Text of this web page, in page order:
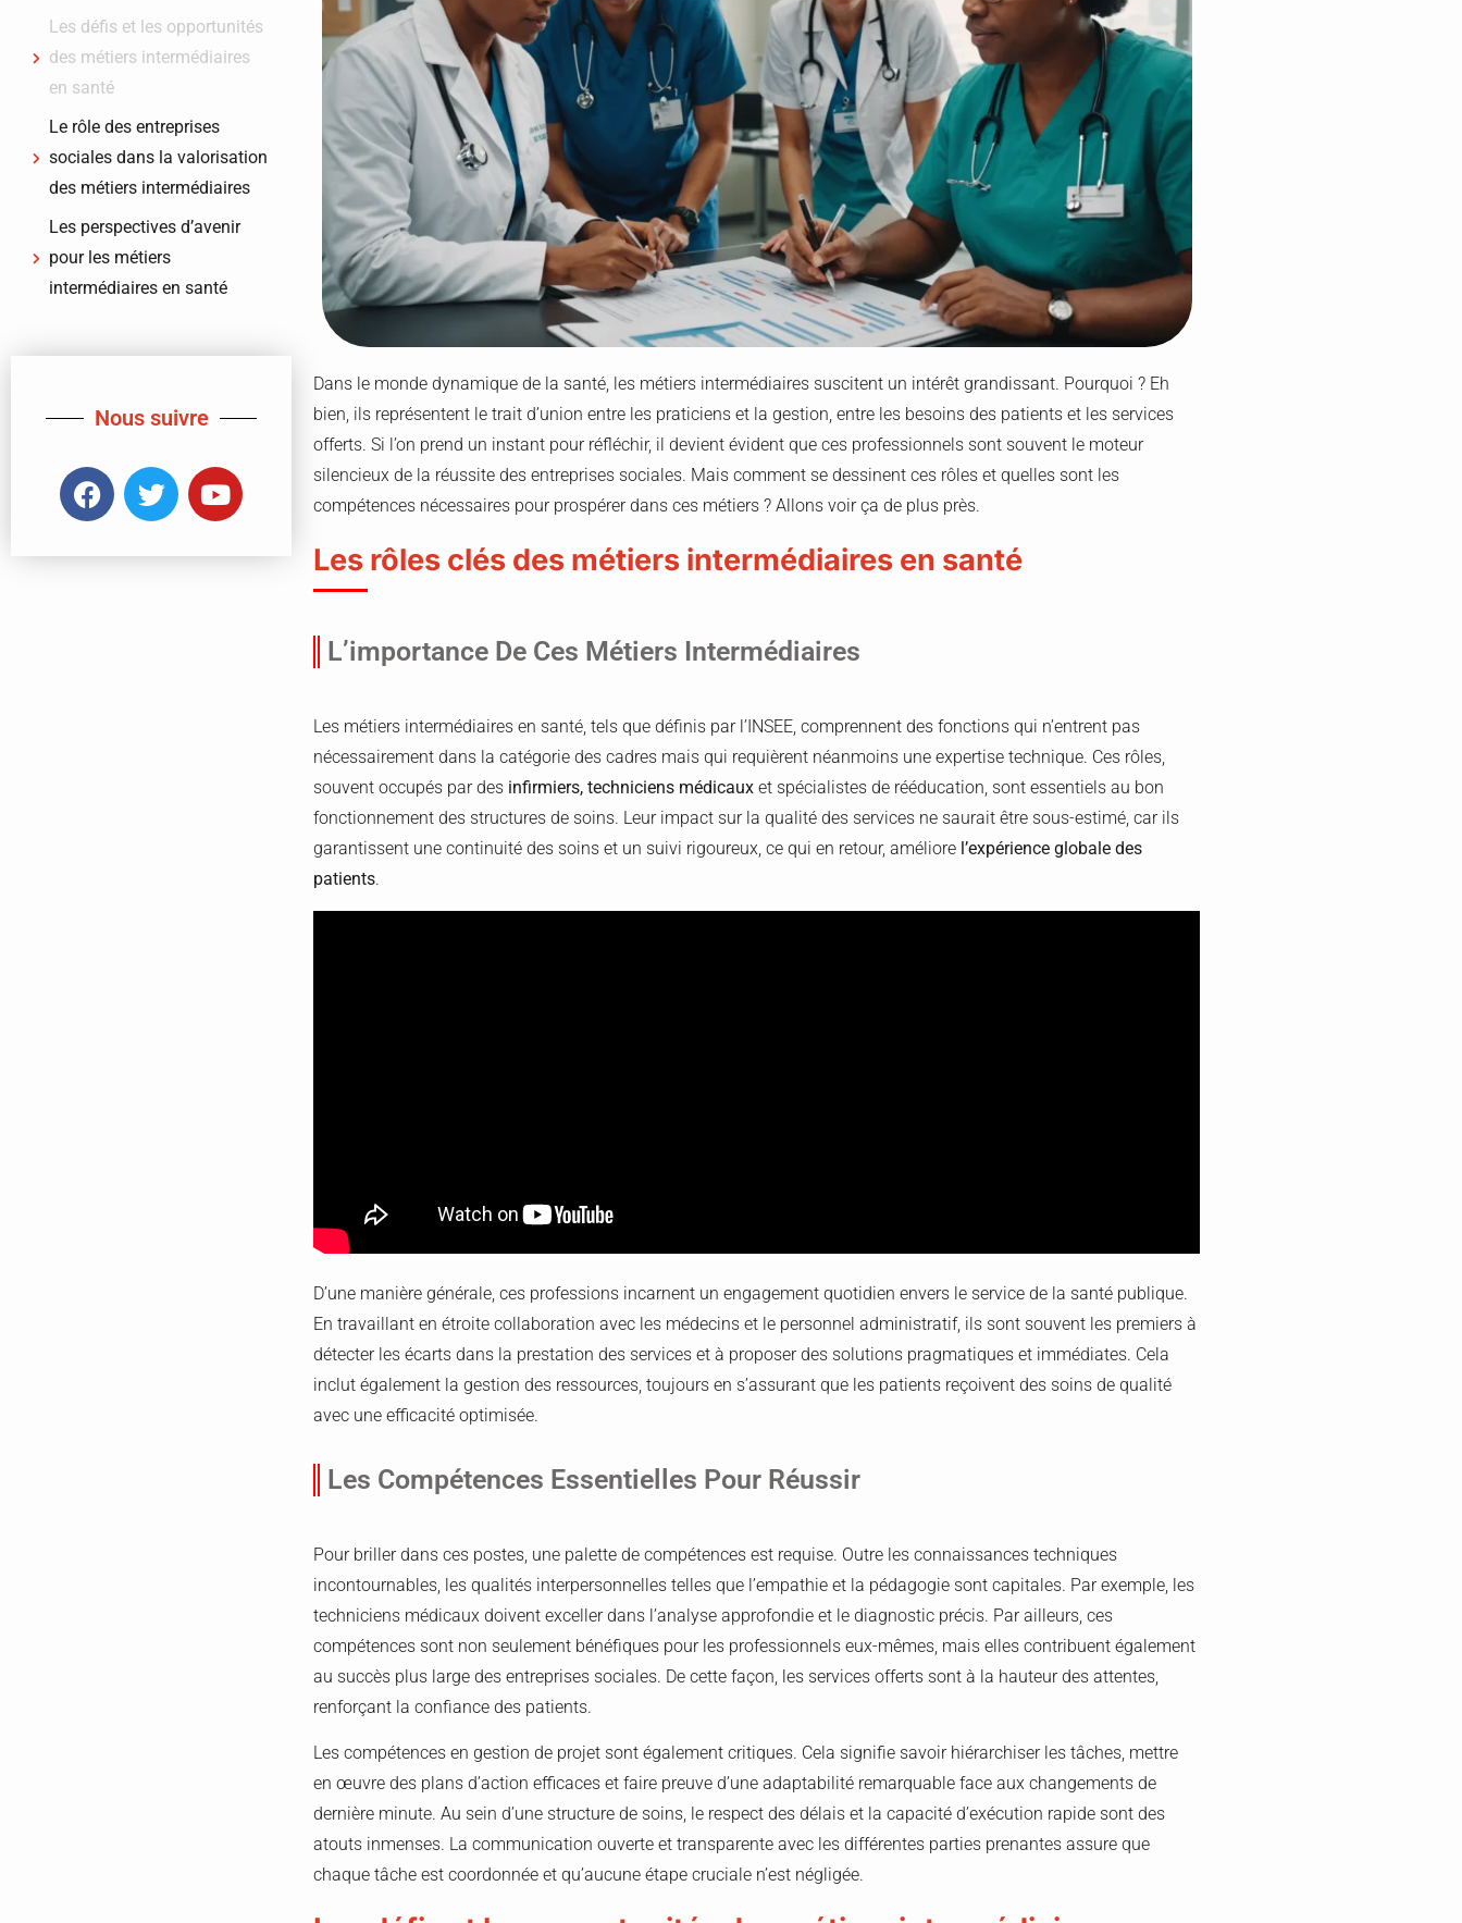
Les défis et les opportunités
des métiers intermédiaires
en santé
Le rôle des entreprises
sociales dans la valorisation
des métiers intermédiaires
Les perspectives d’avenir
pour les métiers
intermédiaires en santé
Nous suivre
Dans le monde dynamique de la santé, les métiers intermédiaires suscitent un intérêt grandissant. Pourquoi ? Eh
bien, ils représentent le trait d’union entre les praticiens et la gestion, entre les besoins des patients et les services
offerts. Si l’on prend un instant pour réfléchir, il devient évident que ces professionnels sont souvent le moteur
silencieux de la réussite des entreprises sociales. Mais comment se dessinent ces rôles et quelles sont les
compétences nécessaires pour prospérer dans ces métiers ? Allons voir ça de plus près.
Les rôles clés des métiers intermédiaires en santé
L’importance De Ces Métiers Intermédiaires
Les métiers intermédiaires en santé, tels que définis par l’INSEE, comprennent des fonctions qui n’entrent pas
nécessairement dans la catégorie des cadres mais qui requièrent néanmoins une expertise technique. Ces rôles,
souvent occupés par des infirmiers, techniciens médicaux et spécialistes de rééducation, sont essentiels au bon
fonctionnement des structures de soins. Leur impact sur la qualité des services ne saurait être sous-estimé, car ils
garantissent une continuité des soins et un suivi rigoureux, ce qui en retour, améliore l’expérience globale des
patients.
D’une manière générale, ces professions incarnent un engagement quotidien envers le service de la santé publique.
En travaillant en étroite collaboration avec les médecins et le personnel administratif, ils sont souvent les premiers à
détecter les écarts dans la prestation des services et à proposer des solutions pragmatiques et immédiates. Cela
inclut également la gestion des ressources, toujours en s’assurant que les patients reçoivent des soins de qualité
avec une efficacité optimisée.
Les Compétences Essentielles Pour Réussir
Pour briller dans ces postes, une palette de compétences est requise. Outre les connaissances techniques
incontournables, les qualités interpersonnelles telles que l’empathie et la pédagogie sont capitales. Par exemple, les
techniciens médicaux doivent exceller dans l’analyse approfondie et le diagnostic précis. Par ailleurs, ces
compétences sont non seulement bénéfiques pour les professionnels eux-mêmes, mais elles contribuent également
au succès plus large des entreprises sociales. De cette façon, les services offerts sont à la hauteur des attentes,
renforçant la confiance des patients.
Les compétences en gestion de projet sont également critiques. Cela signifie savoir hiérarchiser les tâches, mettre
en œuvre des plans d’action efficaces et faire preuve d’une adaptabilité remarquable face aux changements de
dernière minute. Au sein d’une structure de soins, le respect des délais et la capacité d’exécution rapide sont des
atouts inmenses. La communication ouverte et transparente avec les différentes parties prenantes assure que
chaque tâche est coordonnée et qu’aucune étape cruciale n’est négligée.